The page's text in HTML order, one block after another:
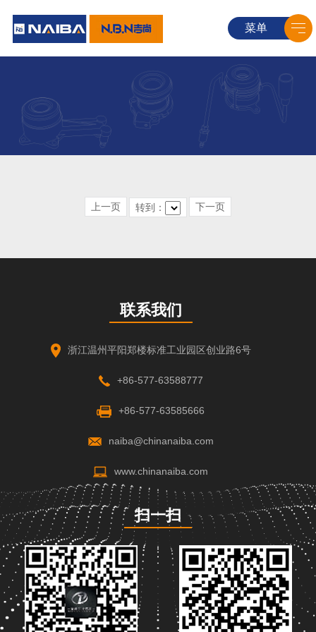
菜单
上一页 转到： 下一页
联系我们
浙江温州平阳郑楼标准工业园区创业路6号
+86-577-63588777
+86-577-63585666
naiba@chinanaiba.com
www.chinanaiba.com
扫一扫